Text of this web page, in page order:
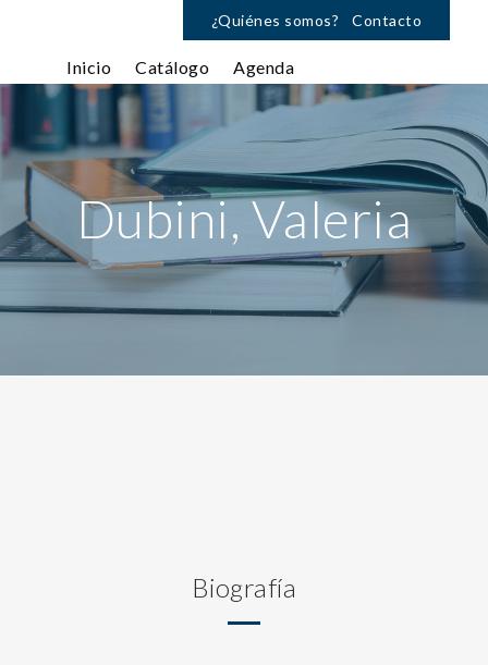
¿Quiénes somos? Contacto
Inicio Catálogo Agenda
Dubini, Valeria
Biografía